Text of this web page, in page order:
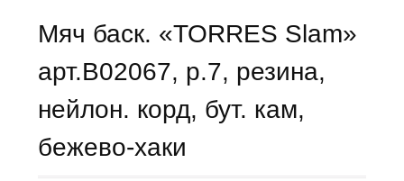
Мяч баск. «TORRES Slam»
арт.B02067, р.7, резина,
нейлон. корд, бут. кам,
бежево-хаки